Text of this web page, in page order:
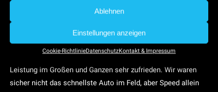
Ablehnen
Einstellungen anzeigen
Cookie-RichtlinieDatenschutzKontakt & Impressum
mich noch nicht hundertprozentig wohl im Cockpit gefühlt.
Zum Warm-up haben wir dann nochmal eine Änderung am
Auto ausprobiert, und die kam mir sehr gelegen. Ich bin in
meinem ersten Stint im Rennen auf Anhieb gut in einer
Gruppe mit lauter Top-Autos mitgekommen und mit meiner
Leistung im Großen und Ganzen sehr zufrieden. Wir waren
sicher nicht das schnellste Auto im Feld, aber Speed allein